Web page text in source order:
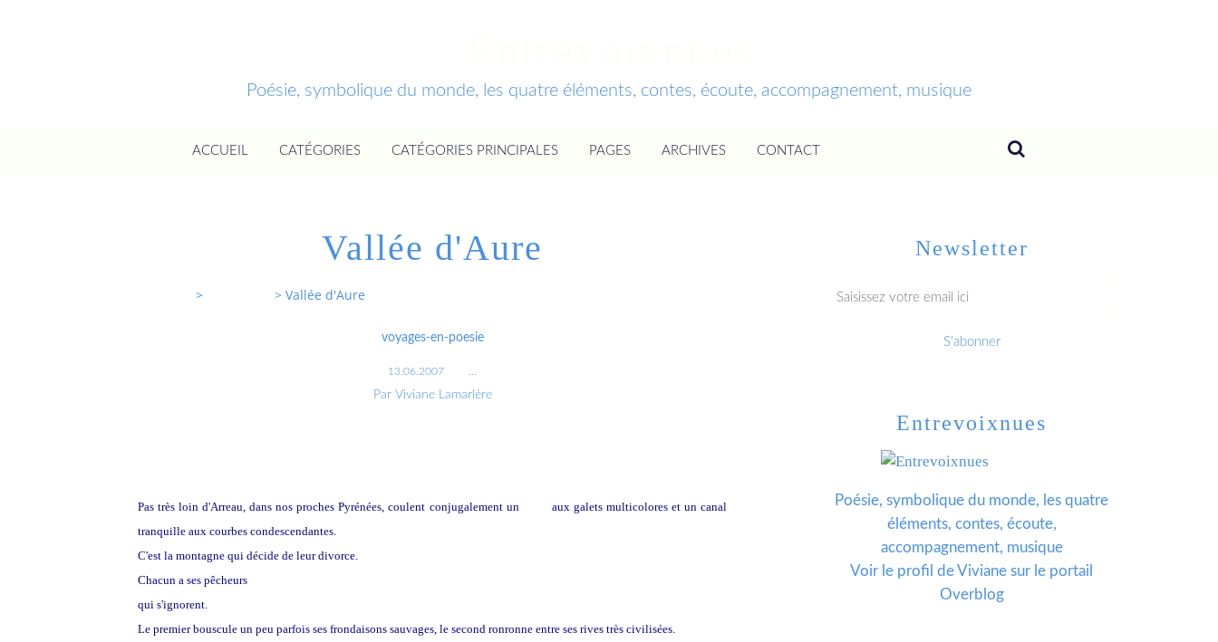
Poésie, symbolique du monde, les quatre éléments, contes, écoute, accompagnement, musique
ACCUEIL CATÉGORIES CATÉGORIES PRINCIPALES PAGES ARCHIVES CONTACT
Vallée d'Aure
> > Vallée d'Aure
voyages-en-poesie
13.06.2007
Par Viviane Lamarlère
Pas très loin d'Arreau, dans nos proches Pyrénées, coulent conjugalement un
aux galets multicolores et un canal
tranquille aux courbes condescendantes.
C'est la montagne qui décide de leur divorce.
Chacun a ses pêcheurs
qui s'ignorent.
Le premier bouscule un peu parfois ses frondaisons sauvages, le second ronronne entre ses rives très civilisées.
Newsletter
Entrevoixnues
Poésie, symbolique du monde, les quatre
éléments, contes, écoute,
accompagnement, musique
Voir le profil deViviane sur le portail
Overblog